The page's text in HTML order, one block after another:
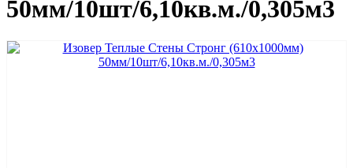
50мм/10шт/6,10кв.м./0,305м3